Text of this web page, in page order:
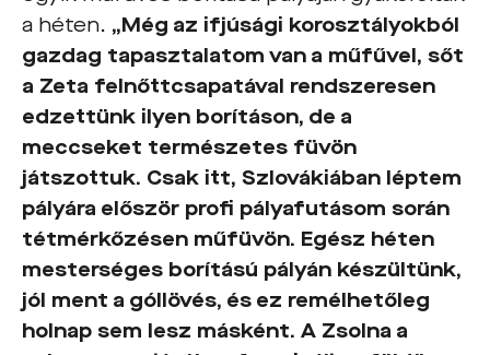
a héten. „Még az ifjúsági korosztályokból
gazdag tapasztalatom van a műfűvel, sőt
a Zeta felnőttcsapatával rendszeresen
edzettünk ilyen borításon, de a
meccseket természetes füvön
játszottuk. Csak itt, Szlovákiában léptem
pályára először profi pályafutásom során
tétmérkőzésen műfüvön. Egész héten
mesterséges borítású pályán készültünk,
jól ment a góllövés, és ez remélhetőleg
holnap sem lesz másként. A Zsolna a